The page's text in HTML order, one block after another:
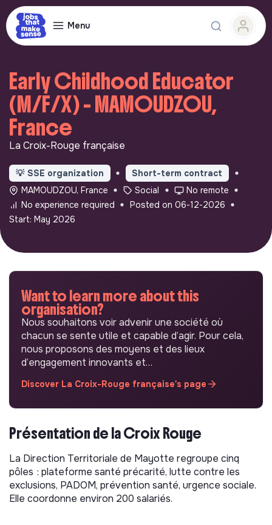
Menu
Early Childhood Educator
(M/F/X) - MAMOUDZOU,
France
La Croix-Rouge française
💡 SSE organization
Short-term contract
MAMOUDZOU, France
Social
No remote
No experience required
Posted on 06-12-2026
Start: May 2026
Want to learn more about this
organisation?
Nous souhaitons voir advenir une société où
chacun se sente utile et capable d’agir. Pour cela,
nous proposons des moyens et des lieux
d’engagement innovants et…
Discover La Croix-Rouge française's page
Présentation de la Croix Rouge
La Direction Territoriale de Mayotte regroupe cinq
pôles : plateforme santé précarité, lutte contre les
exclusions, PADOM, prévention santé, urgence sociale.
Elle coordonne environ 200 salariés.